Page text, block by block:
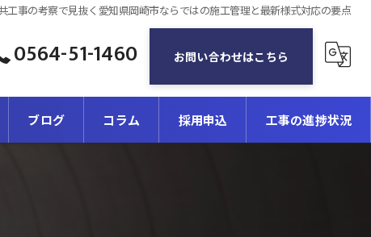
工事の考察で見抜く愛知県岡崎市ならではの施工管理と最新様式対応の要点
0564-51-1460 お問い合わせはこちら
ブログ コラム 採用申込 工事の進捗状況